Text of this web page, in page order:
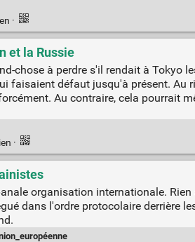
·
et la Russie
chose à perdre s'il rendait à Tokyo
faisaient défaut jusqu'à présent.
Au contraire, cela pourrait
·
organisation internationale.
dans l'ordre protocolaire derrière